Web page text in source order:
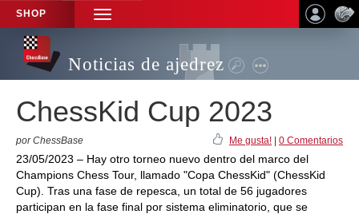
SHOP
TOGGLE
NAVIGATION
Noticias de ajedrez
ChessKid Cup 2023
por ChessBase Me gusta! 0 Comentarios
23/05/2023 – Hay otro torneo nuevo dentro del marco del
Champions Chess Tour, llamado "Copa ChessKid" (ChessKid
Cup). Tras una fase de repesca, un total de 56 jugadores
participan en la fase final por sistema eliminatorio, que se